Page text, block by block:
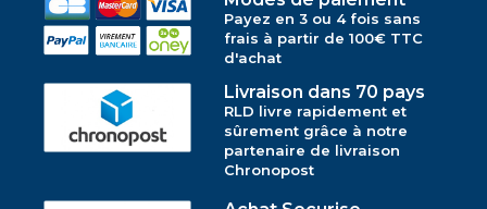
Payez en 3 ou 4 fois sans
frais à partir de 100€ TTC
d'achat
Livraison dans 70 pays
RLD livre rapidement et
sûrement grâce à notre
partenaire de livraison
Chronopost